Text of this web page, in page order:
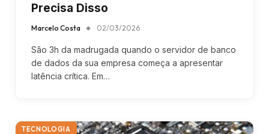
Precisa Disso
Marcelo Costa 02/03/2026
São 3h da madrugada quando o servidor de banco
de dados da sua empresa começa a apresentar
latência crítica. Em…
TECNOLOGIA